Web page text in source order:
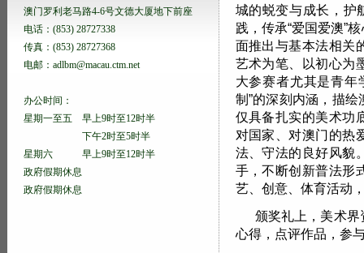
澳门罗利老马路4-6号文德大厦地下前座
电话：(853) 28727338
传真：(853) 28727368
电邮：adlbm@macau.ctm.net
办公时间：
星期一至五 早上9时至12时半
下午2时至5时半
星期六 早上9时至12时半
政府假期休息
政府假期休息
城的蜕变与成长，护
践，传承“爱国爱澳”
面推出与基本法相关
艺术为笔、以初心为
大参赛者尤其是青年
制”的深刻内涵，描
仅具备扎实的美术功
对国家、对澳门的热
法、守法的良好风貌
手，不断创新普法形
艺、创意、体育活动
颁奖礼上，美术
心得，点评作品，参